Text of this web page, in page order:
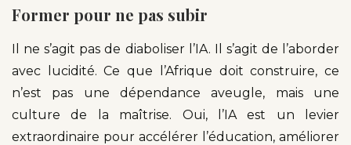
Former pour ne pas subir
Il ne s’agit pas de diaboliser l’IA. Il s’agit de l’aborder
avec lucidité. Ce que l’Afrique doit construire, ce
n’est pas une dépendance aveugle, mais une
culture de la maîtrise. Oui, l’IA est un levier
extraordinaire pour accélérer l’éducation, améliorer